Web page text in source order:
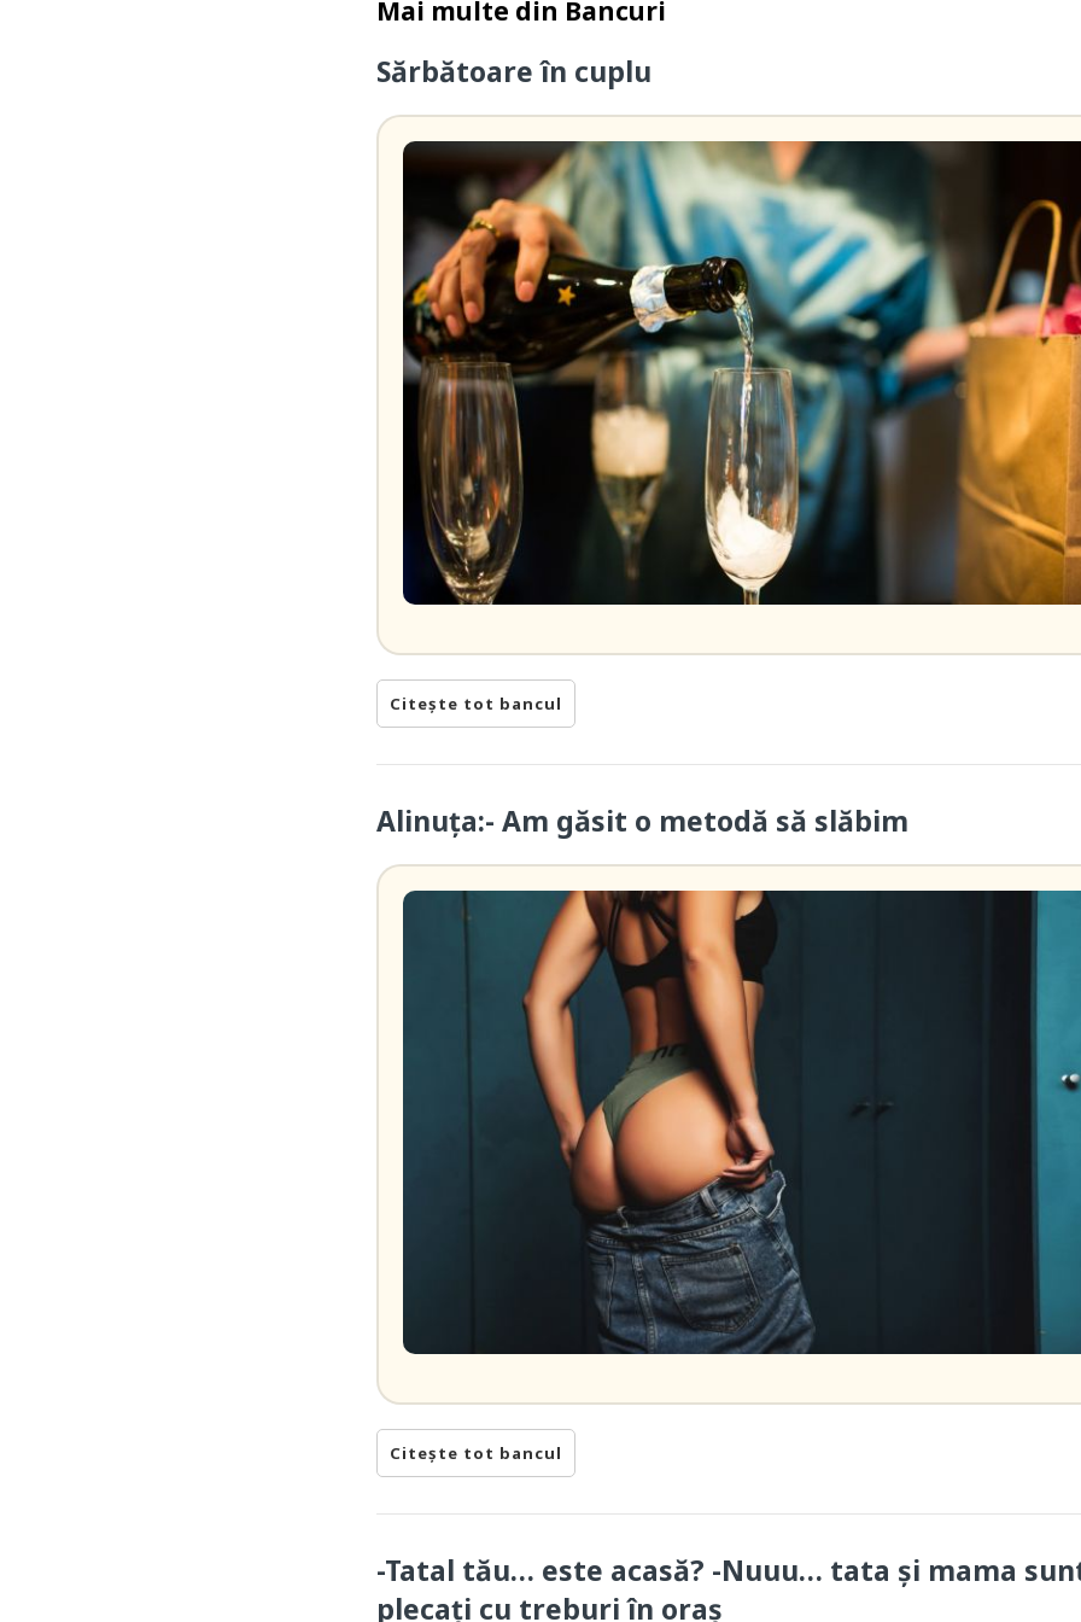
Mai multe din Bancuri
Sărbătoare în cuplu
Citește tot bancul
Alinuța:- Am găsit o metodă să slăbim
Citește tot bancul
-Tatal tău… este acasă? -Nuuu… tata și mama
plecați cu treburi în oraș